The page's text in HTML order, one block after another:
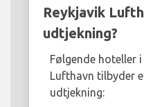
Reykjavik
udtjekning?
Følgende hoteller
Lufthavn tilbyder
udtjekning: